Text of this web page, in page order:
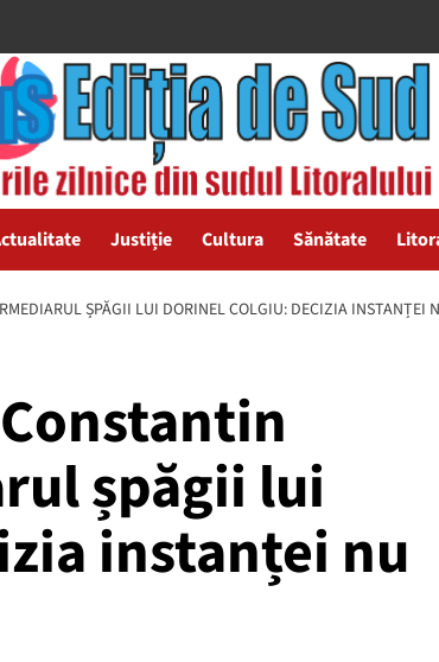
Justiție Cultura Sănătate
ȘPĂGII LUI DORINEL COLGIU: DECIZIA INSTANȚEI
șpăgii lui
instanței nu